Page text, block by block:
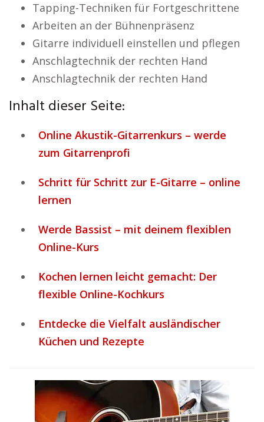
Tapping-Techniken für Fortgeschrittene
Arbeiten an der Bühnenpräsenz
Gitarre individuell einstellen und pflegen
Anschlagtechnik der rechten Hand
Anschlagtechnik der rechten Hand
Inhalt dieser Seite:
Online Akustik-Gitarrenkurs – werde
zum Gitarrenprofi
Schritt für Schritt zur E-Gitarre – online
lernen
Werde Bassist – mit deinem flexiblen
Online-Kurs
Kochen lernen leicht gemacht: Der
flexible Online-Kochkurs
Entdecke die Vielfalt ausländischer
Küchen und Rezepte